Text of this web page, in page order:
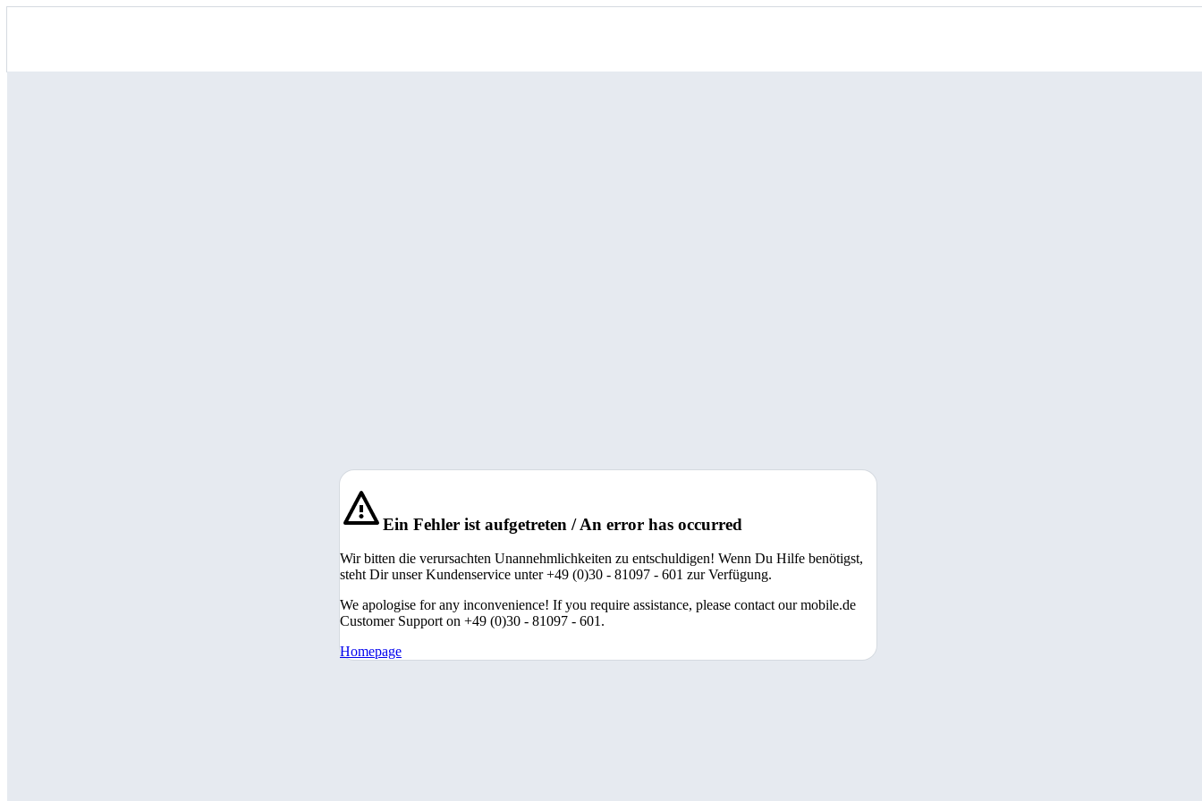
Ein Fehler ist aufgetreten / An error has occurred
Wir bitten die verursachten Unannehmlichkeiten zu entschuldigen! Wenn Du Hilfe benötigst,
steht Dir unser Kundenservice unter +49 (0)30 - 81097 - 601 zur Verfügung.
We apologise for any inconvenience! If you require assistance, please contact our mobile.de
Customer Support on +49 (0)30 - 81097 - 601.
Homepage